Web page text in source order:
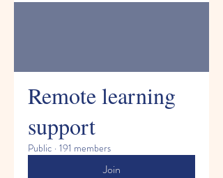
Remote learning
support
Public · 191 members
Join